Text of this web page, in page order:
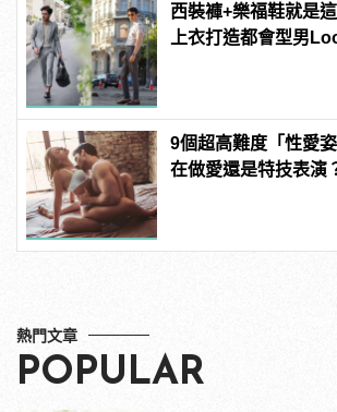
西裝褲+樂福鞋就是
上衣打造都會型男
9個超高難度「性愛
在做愛還是特技表演
熱門文章
POPULAR